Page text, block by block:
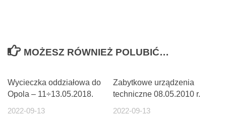
MOŻESZ RÓWNIEŻ POLUBIĆ…
Wycieczka oddziałowa do
Opola – 11÷13.05.2018.
2022-09-13
Zabytkowe urządzenia
techniczne 08.05.2010 r.
2022-09-13